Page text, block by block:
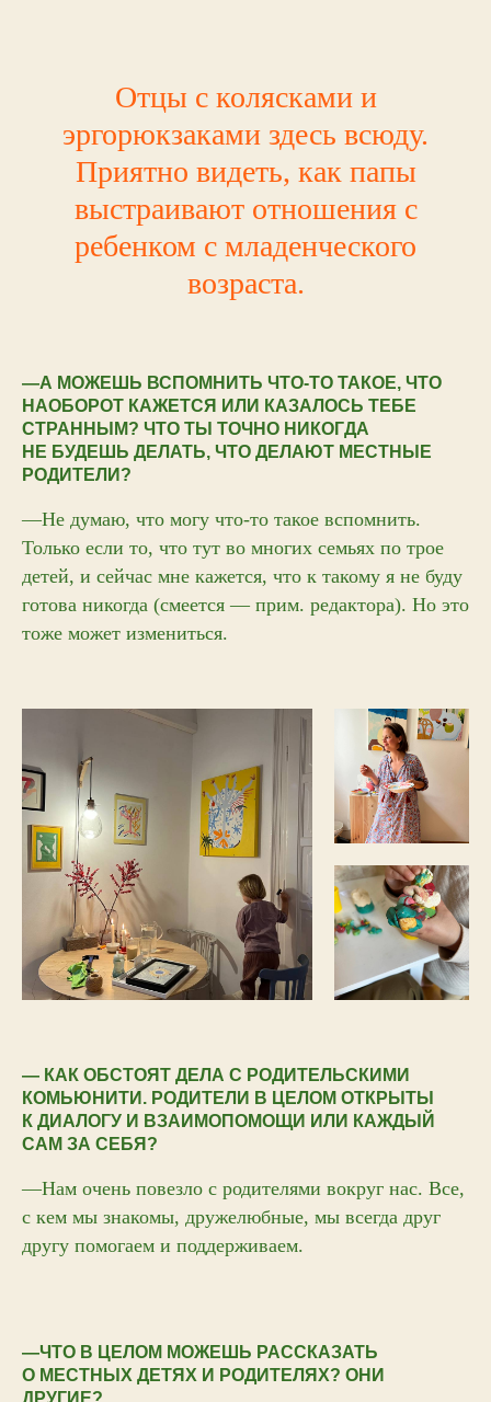
Отцы с колясками и
эргорюкзаками здесь всюду.
Приятно видеть, как папы
выстраивают отношения с
ребенком с младенческого
возраста.
—А МОЖЕШЬ ВСПОМНИТЬ ЧТО-ТО ТАКОЕ, ЧТО
НАОБОРОТ КАЖЕТСЯ ИЛИ КАЗАЛОСЬ ТЕБЕ
СТРАННЫМ? ЧТО ТЫ ТОЧНО НИКОГДА
НЕ БУДЕШЬ ДЕЛАТЬ, ЧТО ДЕЛАЮТ МЕСТНЫЕ
РОДИТЕЛИ?
—Не думаю, что могу что-то такое вспомнить.
Только если то, что тут во многих семьях по трое
детей, и сейчас мне кажется, что к такому я не буду
готова никогда (смеется — прим. редактора). Но это
тоже может измениться.
— КАК ОБСТОЯТ ДЕЛА С РОДИТЕЛЬСКИМИ
КОМЬЮНИТИ. РОДИТЕЛИ В ЦЕЛОМ ОТКРЫТЫ
К ДИАЛОГУ И ВЗАИМОПОМОЩИ ИЛИ КАЖДЫЙ
САМ ЗА СЕБЯ?
—Нам очень повезло с родителями вокруг нас. Все,
с кем мы знакомы, дружелюбные, мы всегда друг
другу помогаем и поддерживаем.
—ЧТО В ЦЕЛОМ МОЖЕШЬ РАССКАЗАТЬ
О МЕСТНЫХ ДЕТЯХ И РОДИТЕЛЯХ? ОНИ
ДРУГИЕ?